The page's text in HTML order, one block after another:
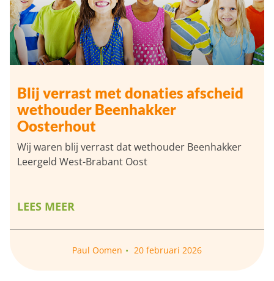
Blij verrast met donaties afscheid
wethouder Beenhakker
Oosterhout
Wij waren blij verrast dat wethouder Beenhakker
Leergeld West-Brabant Oost
LEES MEER
Paul Oomen 20 februari 2026